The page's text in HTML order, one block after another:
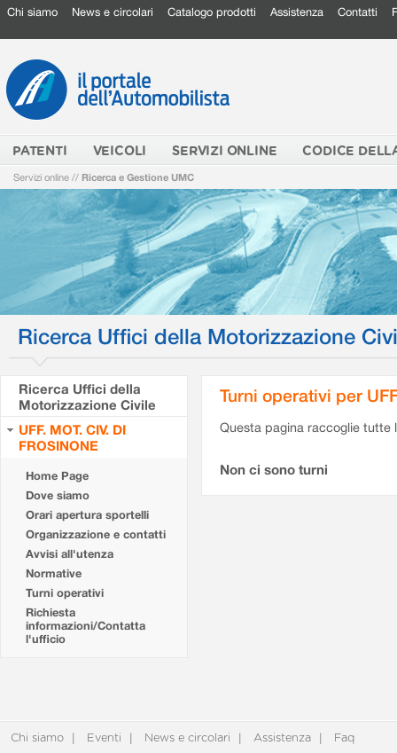
Chi siamo News e circolari Catalogo prodotti Assistenza Contatti
PATENTI VEICOLI SERVIZI ONLINE CODICE
Servizi online // Ricerca e Gestione UMC
Ricerca Uffici della Motorizzazione
Ricerca Uffici della
Motorizzazione Civile
UFF. MOT. CIV. DI
FROSINONE
Home Page
Dove siamo
Orari apertura sportelli
Organizzazione e contatti
Avvisi all'utenza
Normative
Turni operativi
Richiesta
informazioni/Contatta
l'ufficio
Turni operativi per
Questa pagina raccoglie tutte
Non ci sono turni
Chi siamo Eventi News e circolari Assistenza Faq